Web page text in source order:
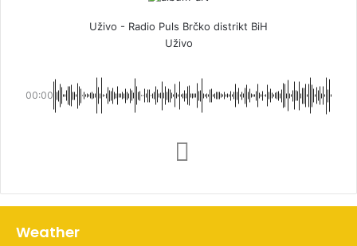
Uživo - Radio Puls Brčko distrikt BiH
Uživo
00:00
Weather